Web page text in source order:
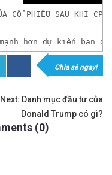
CỔ PHIẾU SAU KHI
hơn dự kiến ​​ban
su-
𝐭𝐡ị 𝐭𝐫ườ𝐧𝐠 𝐭à𝐢 𝐜𝐡í𝐧𝐡
𝘜𝘺 𝘛í𝘯 𝘷à 𝘱𝘩ù
Chia sẻ ngay!
Next: Danh mục đầu tư của
Donald Trump có gì?
(0)